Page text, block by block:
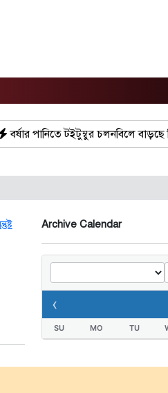
পানিতে টইটুম্বুর চলনবিলে বাড়ছে ডিঙি
Archive Calendar
‹
SU MO TU